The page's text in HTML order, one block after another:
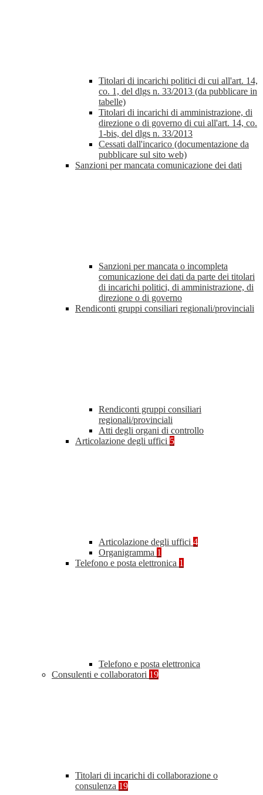
Titolari di incarichi politici di cui all'art. 14,
co. 1, del dlgs n. 33/2013 (da pubblicare in
tabelle)
Titolari di incarichi di amministrazione, di
direzione o di governo di cui all'art. 14, co.
1-bis, del dlgs n. 33/2013
Cessati dall'incarico (documentazione da
pubblicare sul sito web)
Sanzioni per mancata comunicazione dei dati
Sanzioni per mancata o incompleta
comunicazione dei dati da parte dei titolari
di incarichi politici, di amministrazione, di
direzione o di governo
Rendiconti gruppi consiliari regionali/provinciali
Rendiconti gruppi consiliari
regionali/provinciali
Atti degli organi di controllo
Articolazione degli uffici 5
Articolazione degli uffici 4
Organigramma 1
Telefono e posta elettronica 1
Telefono e posta elettronica
Consulenti e collaboratori 19
Titolari di incarichi di collaborazione o
consulenza 19